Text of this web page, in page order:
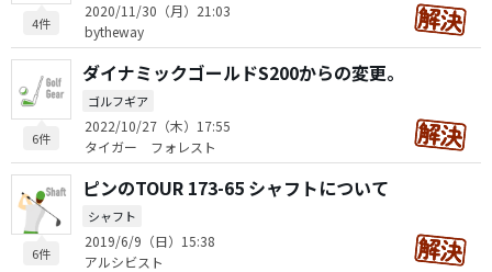
4件
2020/11/30（月）21:03
bytheway
6件
ダイナミックゴールドS200からの変更。
ゴルフギア
2022/10/27（木）17:55
タイガー フォレスト
6件
ピンのTOUR 173-65 シャフトについて
シャフト
2019/6/9（日）15:38
アルシビスト